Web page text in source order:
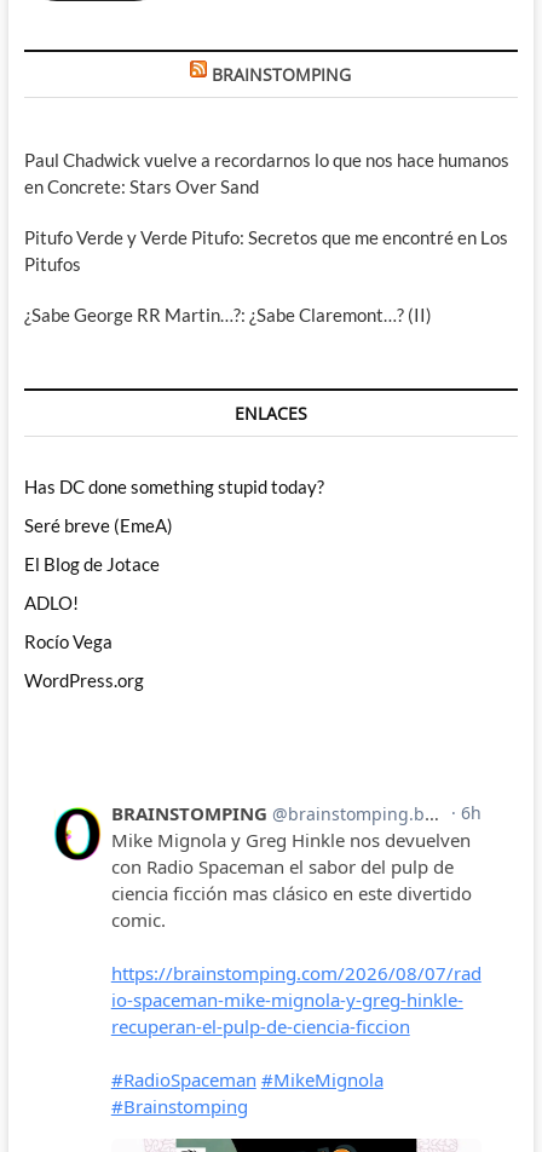
BRAINSTOMPING
Paul Chadwick vuelve a recordarnos lo que nos hace humanos
en Concrete: Stars Over Sand
Pitufo Verde y Verde Pitufo: Secretos que me encontré en Los
Pitufos
¿Sabe George RR Martin…?: ¿Sabe Claremont…? (II)
ENLACES
Has DC done something stupid today?
Seré breve (EmeA)
El Blog de Jotace
ADLO!
Rocío Vega
WordPress.org